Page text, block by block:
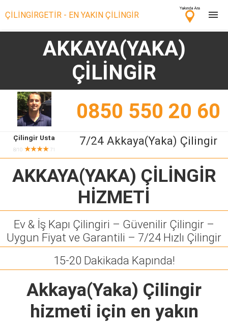
ÇİLİNGİRGETİR - EN YAKIN ÇİLİNGİR
Çilingir Ara
Çilingir misin? Bize Katıl!
AKKAYA(YAKA)
ÇİLİNGİR
0850 550 20 60
Çilingir Usta
8/10 ★★★★ 71
7/24 Akkaya(Yaka) Çilingir
AKKAYA(YAKA) ÇİLİNGİR
HİZMETİ
Ev & İş Kapı Çilingiri – Güvenilir Çilingir –
Uygun Fiyat ve Garantili – 7/24 Hızlı Çilingir
15-20 Dakikada Kapında!
Akkaya(Yaka) Çilingir
hizmeti için en yakın